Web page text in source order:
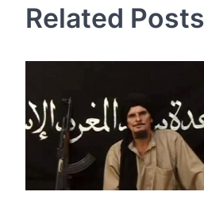
l’article
Related Posts